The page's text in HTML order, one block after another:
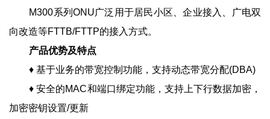
M300系列ONU广泛用于居民小区、企业接入、广电双
向改造等FTTB/FTTP的接入方式。
产品优势及特点
♦ 基于业务的带宽控制功能，支持动态带宽分配(DBA)
♦ 安全的MAC和端口绑定功能，支持上下行数据加密，
加密密钥设置/更新